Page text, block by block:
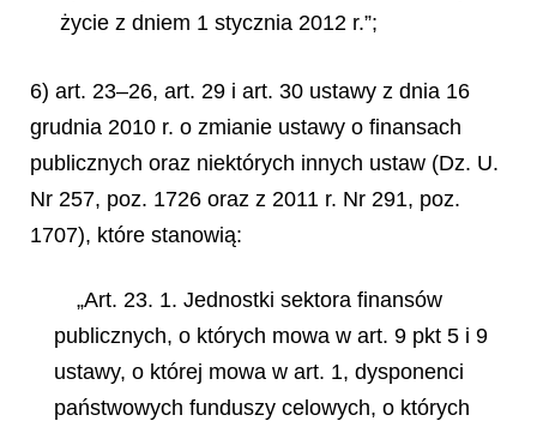
życie z dniem 1 stycznia 2012 r.”;
6) art. 23–26, art. 29 i art. 30 ustawy z dnia 16
grudnia 2010 r. o zmianie ustawy o finansach
publicznych oraz niektórych innych ustaw (Dz. U.
Nr 257, poz. 1726 oraz z 2011 r. Nr 291, poz.
1707), które stanowią:
„Art. 23. 1. Jednostki sektora finansów
publicznych, o których mowa w art. 9 pkt 5 i 9
ustawy, o której mowa w art. 1, dysponenci
państwowych funduszy celowych, o których